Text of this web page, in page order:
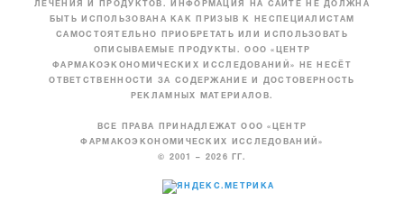
ЛЕЧЕНИЯ И ПРОДУКТОВ. ИНФОРМАЦИЯ НА САЙТЕ НЕ ДОЛЖНА
БЫТЬ ИСПОЛЬЗОВАНА КАК ПРИЗЫВ К НЕСПЕЦИАЛИСТАМ
САМОСТОЯТЕЛЬНО ПРИОБРЕТАТЬ ИЛИ ИСПОЛЬЗОВАТЬ
ОПИСЫВАЕМЫЕ ПРОДУКТЫ. ООО «ЦЕНТР
ФАРМАКОЭКОНОМИЧЕСКИХ ИССЛЕДОВАНИЙ» НЕ НЕСЁТ
ОТВЕТСТВЕННОСТИ ЗА СОДЕРЖАНИЕ И ДОСТОВЕРНОСТЬ
РЕКЛАМНЫХ МАТЕРИАЛОВ.
ВСЕ ПРАВА ПРИНАДЛЕЖАТ ООО «ЦЕНТР
ФАРМАКОЭКОНОМИЧЕСКИХ ИССЛЕДОВАНИЙ»
© 2001 – 2026 ГГ.